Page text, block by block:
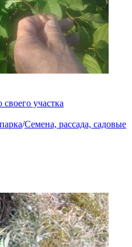
участка
/Семена, рассада, садовые